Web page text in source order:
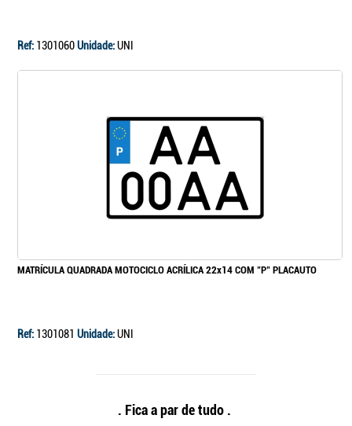
Ref: 1301060Unidade:UNI
MATRÍCULA QUADRADA MOTOCICLO ACRÍLICA 22x14 COM "P" PLACAUTO
Ref: 1301081 Unidade:UNI
. Fica a par de tudo .